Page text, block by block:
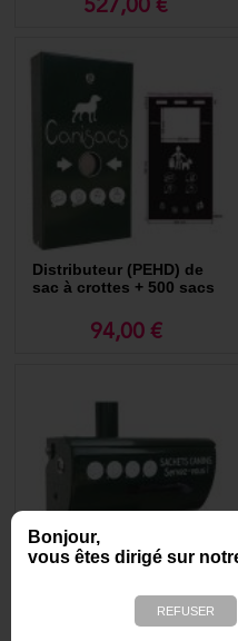
Bonjour,
vous êtes dirigé sur
biodégradable
527,00 €
Distributeur (PEHD) de
sac à crottes + 500 sacs
94,00 €
Distributeur simple de
sachets ramasse crottes